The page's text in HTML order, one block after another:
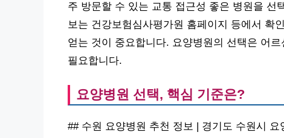
주 방문할 수 있는 교통 접근성 좋은 병원을 선
보는 건강보험심사평가원 홈페이지 등에서 확
얻는 것이 중요합니다. 요양병원의 선택은 어
필요합니다.
요양병원 선택, 핵심 기준은?
## 수원 요양병원 추천 정보 | 경기도 수원시